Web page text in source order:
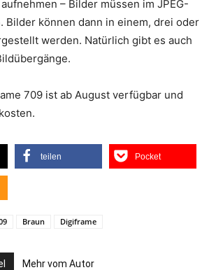
– Bilder müssen im JPEG-
Bilder können dann in einem, drei oder
werden. Natürlich gibt es auch
709 ist ab August verfügbar und
teilen Pocket
Braun Digiframe
Mehr vom Autor